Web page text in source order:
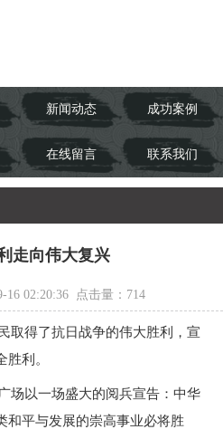
新闻动态 成功案例
在线留言 联系我们
走向伟大复兴
16 02:20:36 点击量： 714
得了抗日战争的伟大胜利，宣
利。
以一场盛大的阅兵宣告：中华
和平与发展的崇高事业必将胜